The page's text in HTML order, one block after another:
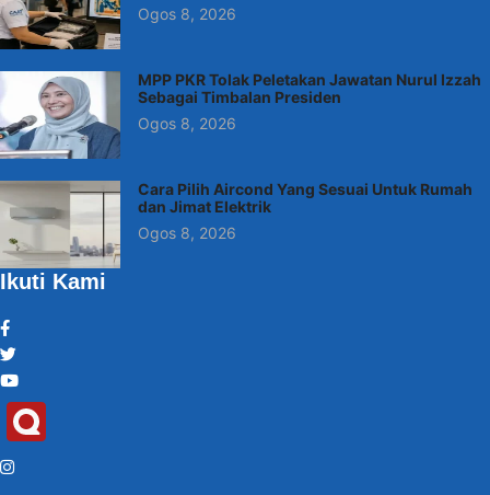
Ogos 8, 2026
MPP PKR Tolak Peletakan Jawatan Nurul Izzah
Sebagai Timbalan Presiden
Ogos 8, 2026
Cara Pilih Aircond Yang Sesuai Untuk Rumah
dan Jimat Elektrik
Ogos 8, 2026
Ikuti Kami